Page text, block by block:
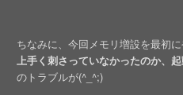
ちなみに、今回メモリ増設を最初
上手く刺さっていなかったのか、
のトラブルが(^_^;)